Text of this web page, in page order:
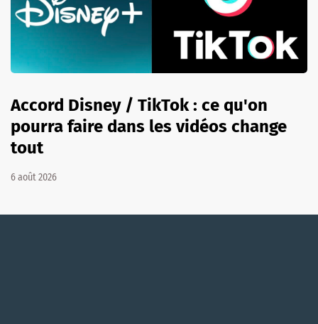
Accord Disney / TikTok : ce qu'on
pourra faire dans les vidéos change
tout
6 août 2026